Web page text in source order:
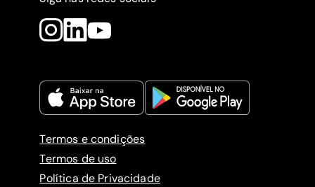
Termos e condições
Termos de uso
Política de Privacidade